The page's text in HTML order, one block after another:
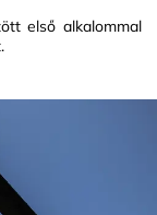
első alkalommal